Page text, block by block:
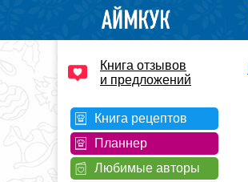
Книга отзывов
и предложений
Книга рецептов
Планнер
Любимые авторы